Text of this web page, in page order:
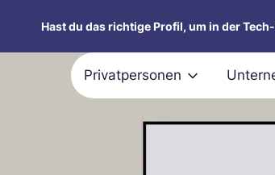
Hast du das richtige Profil, um in der
Privatpersonen